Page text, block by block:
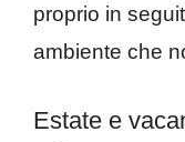
proprio in
ambiente che
Estate e